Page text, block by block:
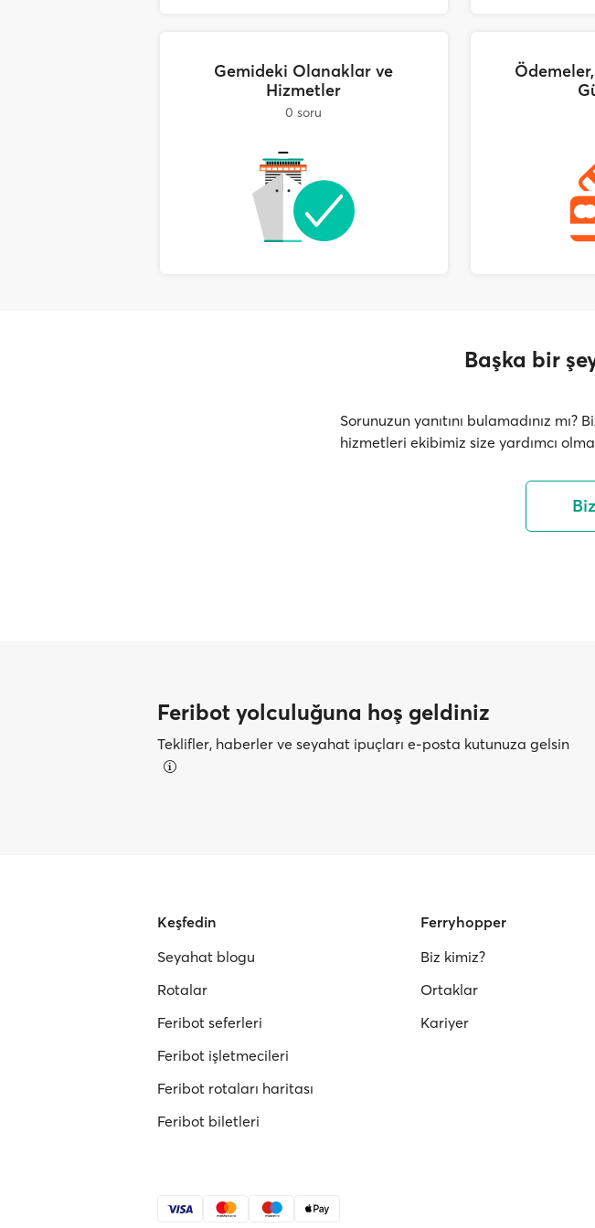
Gemideki Olanaklar ve
Hizmetler
0 soru
Başka bir
Sorunuzun yanıtını bulamadınız
hizmetleri ekibimiz size yardımcı
Feribot yolculuğuna hoş geldiniz
Teklifler, haberler ve seyahat ipuçları e-posta kutunuza gelsin
Keşfedin
Seyahat blogu
Rotalar
Feribot seferleri
Feribot işletmecileri
Feribot rotaları haritası
Feribot biletleri
Ferryhopper
Biz kimiz?
Ortaklar
Kariyer